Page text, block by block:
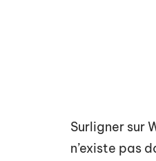
Surligner sur
n’existe pas